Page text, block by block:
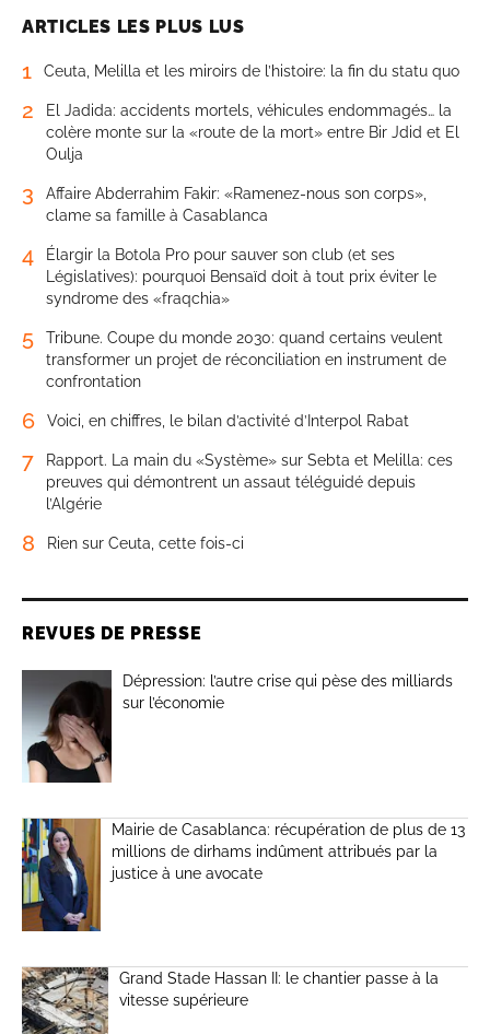
ARTICLES LES PLUS LUS
1 Ceuta, Melilla et les miroirs de l’histoire: la fin du statu quo
2
El Jadida: accidents mortels, véhicules endommagés… la
colère monte sur la «route de la mort» entre Bir Jdid et El
Oulja
3
Affaire Abderrahim Fakir: «Ramenez-nous son corps»,
clame sa famille à Casablanca
4
Élargir la Botola Pro pour sauver son club (et ses
Législatives): pourquoi Bensaïd doit à tout prix éviter le
syndrome des «fraqchia»
5
Tribune. Coupe du monde 2030: quand certains veulent
transformer un projet de réconciliation en instrument de
confrontation
6 Voici, en chiffres, le bilan d’activité d’Interpol Rabat
7
Rapport. La main du «Système» sur Sebta et Melilla: ces
preuves qui démontrent un assaut téléguidé depuis
l’Algérie
8 Rien sur Ceuta, cette fois-ci
REVUES DE PRESSE
Dépression: l’autre crise qui pèse des milliards
sur l’économie
Mairie de Casablanca: récupération de plus de 13
millions de dirhams indûment attribués par la
justice à une avocate
Grand Stade Hassan II: le chantier passe à la
vitesse supérieure